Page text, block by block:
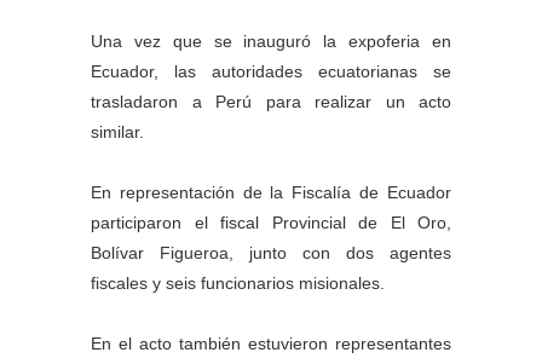
Una vez que se inauguró la expoferia en
Ecuador, las autoridades ecuatorianas se
trasladaron a Perú para realizar un acto
similar.
En representación de la Fiscalía de Ecuador
participaron el fiscal Provincial de El Oro,
Bolívar Figueroa, junto con dos agentes
fiscales y seis funcionarios misionales.
En el acto también estuvieron representantes